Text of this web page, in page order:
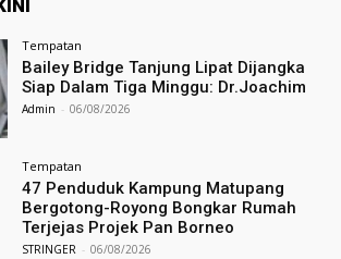
Tempatan
Bailey Bridge Tanjung Lipat Dijangka
Siap Dalam Tiga Minggu: Dr.Joachim
Admin - 06/08/2026
Tempatan
47 Penduduk Kampung Matupang
Bergotong-Royong Bongkar Rumah
Terjejas Projek Pan Borneo
STRINGER - 06/08/2026